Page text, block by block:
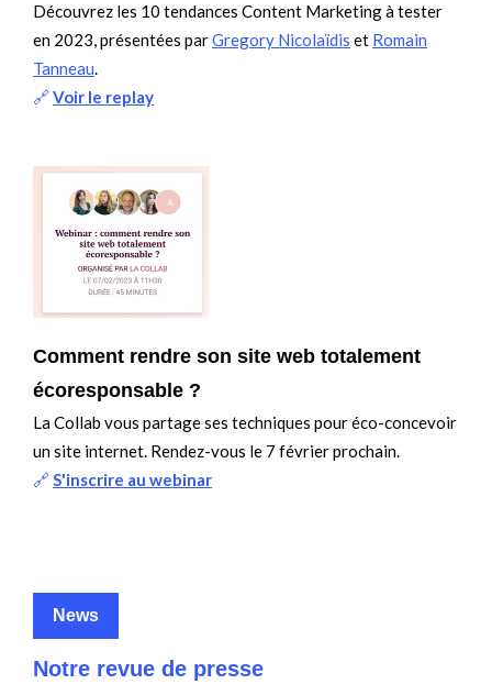
Découvrez les 10 tendances Content Marketing à tester
en 2023, présentées parGregory Nicolaïdis et Romain
Tanneau.
🔗 Voir le replay
Comment rendre son site web totalement
écoresponsable ?
La Collab vous partage ses techniques pour éco-concevoir
un site internet. Rendez-vous le 7 février prochain.
🔗 S'inscrire au webinar
News
Notre revue de presse